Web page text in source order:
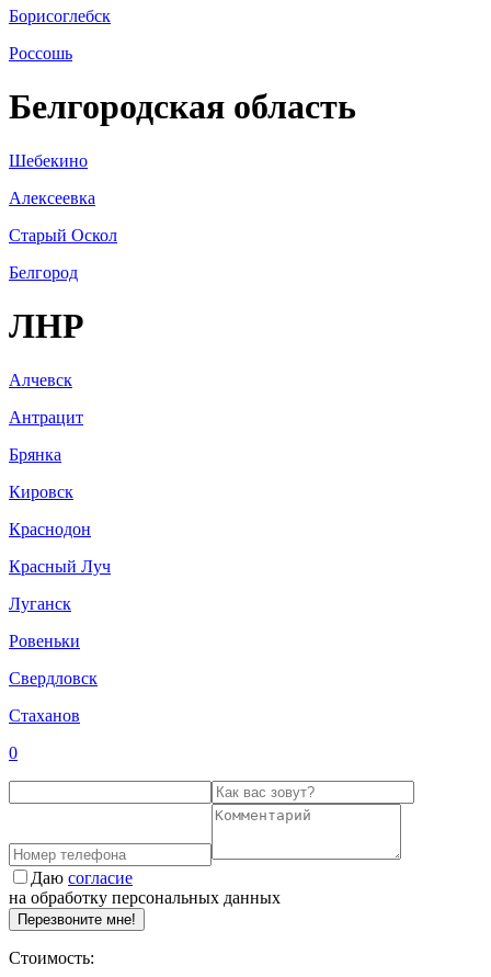
Борисоглебск
Россошь
Белгородская область
Шебекино
Алексеевка
Старый Оскол
Белгород
ЛНР
Алчевск
Антрацит
Брянка
Кировск
Краснодон
Красный Луч
Луганск
Ровеньки
Свердловск
Стаханов
0
Даю согласие
на обработку персональных данных
Перезвоните мне!
Стоимость: